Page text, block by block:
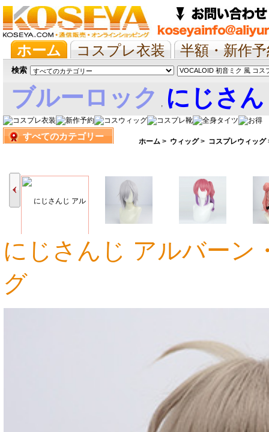
ホーム コスプレ衣装
半額・新作
抱き枕/布団/シーツ
ツイステ ウマ
検索
ブルーロック , にじさ
娘すべてのカテゴリー ホーム > ウィッグ> コスプレウィッグ
3,140円 3,426円
にじさんじ アルバー
グ